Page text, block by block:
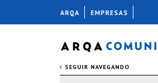
SEGUIR NAVEGANDO
ARQA EMPRESAS